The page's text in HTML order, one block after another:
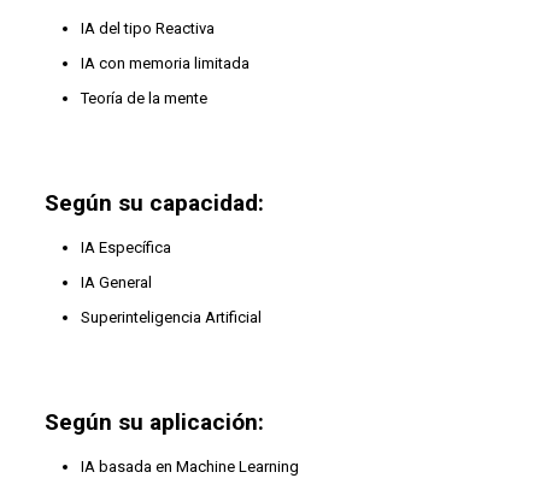
IA del tipo Reactiva
IA con memoria limitada
Teoría de la mente
Según su capacidad:
IA Específica
IA General
Superinteligencia Artificial
Según su aplicación:
IA basada en Machine Learning